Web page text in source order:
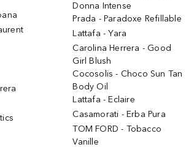
Donna Intense
Prada - Paradoxe Refillable
Lattafa - Yara
Carolina Herrera - Good
Girl Blush
Cocosolis - Choco Sun Tan
Body Oil
Lattafa - Eclaire
Casamorati - Erba Pura
TOM FORD - Tobacco
Vanille